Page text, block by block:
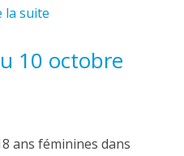
la suite
10 octobre
ans féminines dans